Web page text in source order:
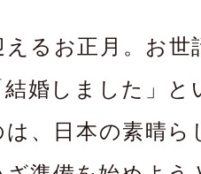
るお正月。お世
婚しました」と
、日本の素晴ら